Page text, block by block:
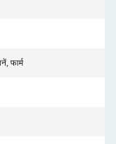
फार्म